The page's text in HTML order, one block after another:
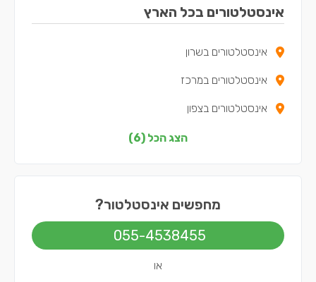
אינסטלטורים בכל הארץ
אינסטלטורים בשרון
אינסטלטורים במרכז
אינסטלטורים בצפון
אינסטלטורים בדרום
אינסטלטורים בשפלה
הצג הכל (6)
מחפשים אינסטלטור?
055-4538455
או